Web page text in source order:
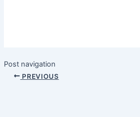
Post navigation
PREVIOUS